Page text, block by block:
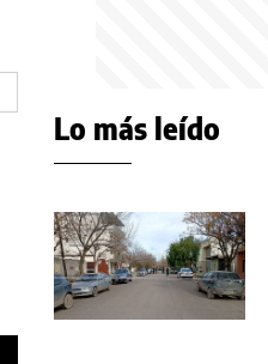
Lo más leído